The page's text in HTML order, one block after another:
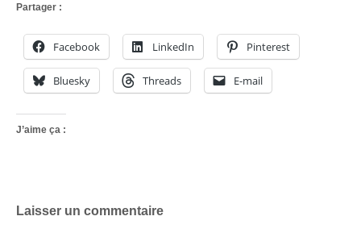
Partager :
Facebook LinkedIn Pinterest
Bluesky Threads E-mail
J’aime ça :
Laisser un commentaire